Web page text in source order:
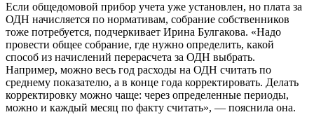
Если общедомовой прибор учета уже установлен, но плата за
ОДН начисляется по нормативам, собрание собственников
тоже потребуется, подчеркивает Ирина Булгакова. «Надо
провести общее собрание, где нужно определить, какой
способ из начислений перерасчета за ОДН выбрать.
Например, можно весь год расходы на ОДН считать по
среднему показателю, а в конце года корректировать. Делать
корректировку можно чаще: через определенные периоды,
можно и каждый месяц по факту считать», — пояснила она.